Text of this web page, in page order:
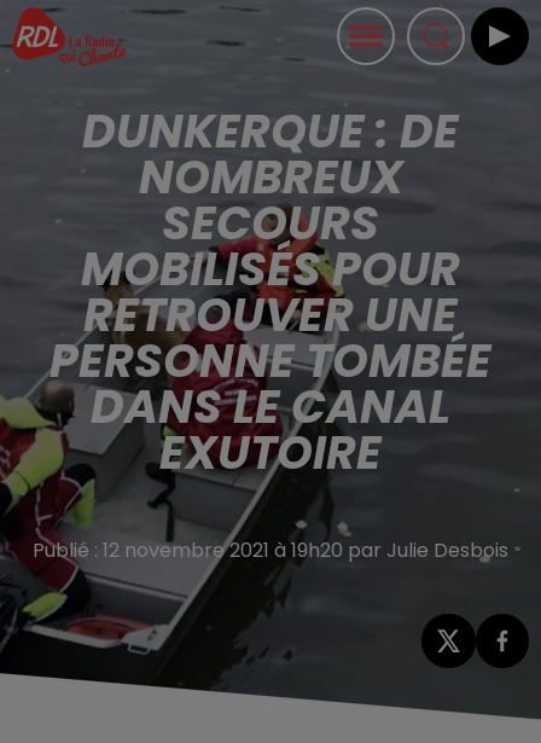
DUNKERQUE : DE
NOMBREUX
SECOURS
MOBILISÉS POUR
RETROUVER UNE
PERSONNE TOMBÉE
DANS LE CANAL
EXUTOIRE
Publié : 12 novembre 2021 à 19h20 par Julie Desbois